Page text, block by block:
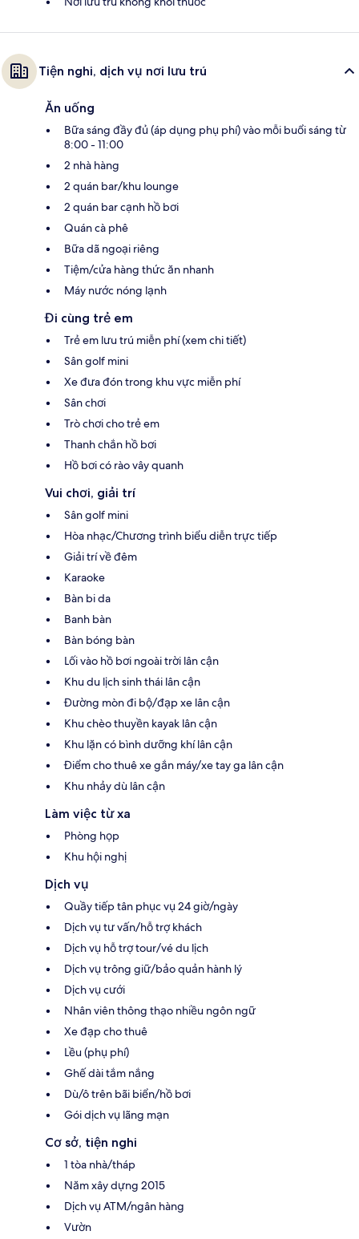
Tiện nghi, dịch vụ nơi lưu trú
Ăn uống
Bữa sáng đầy đủ (áp dụng phụ phí) vào mỗi buổi sáng từ
8:00 - 11:00
2 nhà hàng
2 quán bar/khu lounge
2 quán bar cạnh hồ bơi
Quán cà phê
Bữa dã ngoại riêng
Tiệm/cửa hàng thức ăn nhanh
Máy nước nóng lạnh
Đi cùng trẻ em
Trẻ em lưu trú miễn phí (xem chi tiết)
Sân golf mini
Xe đưa đón trong khu vực miễn phí
Sân chơi
Trò chơi cho trẻ em
Thanh chắn hồ bơi
Hồ bơi có rào vây quanh
Vui chơi, giải trí
Sân golf mini
Hòa nhạc/Chương trình biểu diễn trực tiếp
Giải trí về đêm
Karaoke
Bàn bi da
Banh bàn
Bàn bóng bàn
Lối vào hồ bơi ngoài trời lân cận
Khu du lịch sinh thái lân cận
Đường mòn đi bộ/đạp xe lân cận
Khu chèo thuyền kayak lân cận
Khu lặn có bình dưỡng khí lân cận
Điểm cho thuê xe gắn máy/xe tay ga lân cận
Khu nhảy dù lân cận
Làm việc từ xa
Phòng họp
Khu hội nghị
Dịch vụ
Quầy tiếp tân phục vụ 24 giờ/ngày
Dịch vụ tư vấn/hỗ trợ khách
Dịch vụ hỗ trợ tour/vé du lịch
Dịch vụ trông giữ/bảo quản hành lý
Dịch vụ cưới
Nhân viên thông thạo nhiều ngôn ngữ
Xe đạp cho thuê
Lều (phụ phí)
Ghế dài tắm nắng
Dù/ô trên bãi biển/hồ bơi
Gói dịch vụ lãng mạn
Cơ sở, tiện nghi
1 tòa nhà/tháp
Năm xây dựng 2015
Dịch vụ ATM/ngân hàng
Vườn